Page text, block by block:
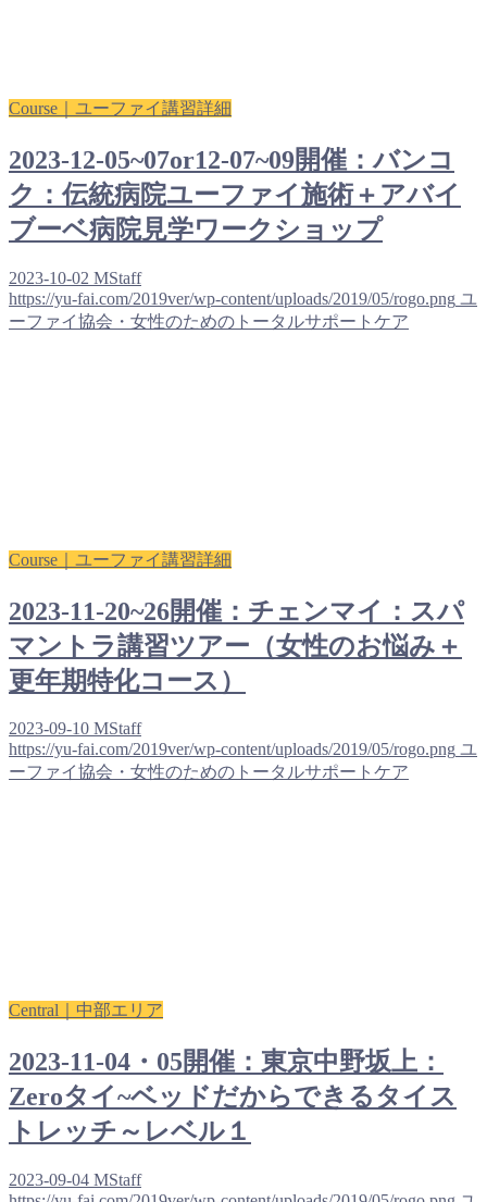
Course｜ユーファイ講習詳細
2023-12-05~07or12-07~09開催：バンコ
ク：伝統病院ユーファイ施術＋アバイ
ブーベ病院見学ワークショップ
2023-10-02 MStaff
https://yu-fai.com/2019ver/wp-content/uploads/2019/05/rogo.png ユ
ーファイ協会・女性のためのトータルサポートケア
Course｜ユーファイ講習詳細
2023-11-20~26開催：チェンマイ：スパ
マントラ講習ツアー（女性のお悩み＋
更年期特化コース）
2023-09-10 MStaff
https://yu-fai.com/2019ver/wp-content/uploads/2019/05/rogo.png ユ
ーファイ協会・女性のためのトータルサポートケア
Central｜中部エリア
2023-11-04・05開催：東京中野坂上：
Zeroタイ~ベッドだからできるタイス
トレッチ～レベル１
2023-09-04 MStaff